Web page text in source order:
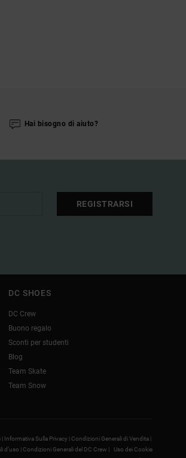
Hai bisogno di aiuto?
REGISTRARSI
DC SHOES
DC Crew
Buono regalo
Sconti per studenti
Blog
Team Skate
Team Snow
| Informativa Sulla Privacy |Condizioni Generali di Vendita |
d’uso |Condizioni Generali del DC Crew |
Uso dei Cookie